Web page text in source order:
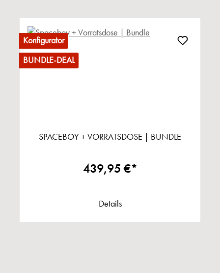
Konfigurator
BUNDLE-DEAL
SPACEBOY + VORRATSDOSE | BUNDLE
439,95 €*
Details